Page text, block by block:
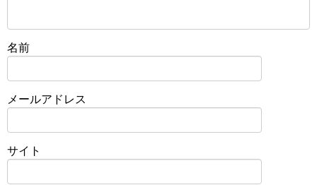
名前
メールアドレス
サイト